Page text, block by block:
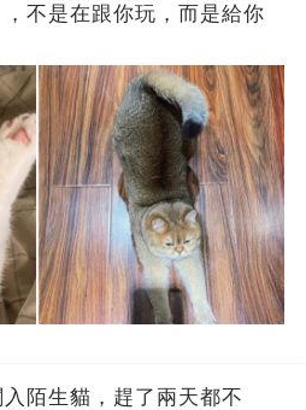
不是在跟你玩，而是給你
陌生貓，趕了兩天都不